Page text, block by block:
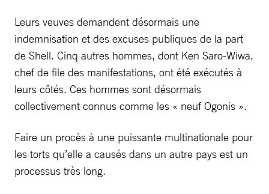
Leurs veuves demandent désormais une
indemnisation et des excuses publiques de la part
de Shell. Cinq autres hommes, dont Ken Saro-Wiwa,
chef de file des manifestations, ont été exécutés à
leurs côtés. Ces hommes sont désormais
collectivement connus comme les « neuf Ogonis ».
Faire un procès à une puissante multinationale pour
les torts qu’elle a causés dans un autre pays est un
processus très long.